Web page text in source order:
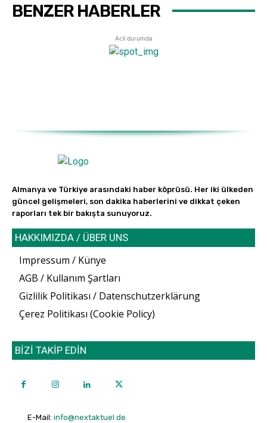
BENZER HABERLER
Acil durumda
Almanya ve Türkiye arasındaki haber köprüsü. Her iki ülkeden
güncel gelişmeleri, son dakika haberlerini ve dikkat çeken
raporları tek bir bakışta sunuyoruz.
HAKKIMIZDA / ÜBER UNS
Impressum / Künye
AGB / Kullanım Şartları
Gizlilik Politikası / Datenschutzerklärung
Çerez Politikası (Cookie Policy)
BİZİ TAKİP EDİN
E-Mail: info@nextaktuel.de